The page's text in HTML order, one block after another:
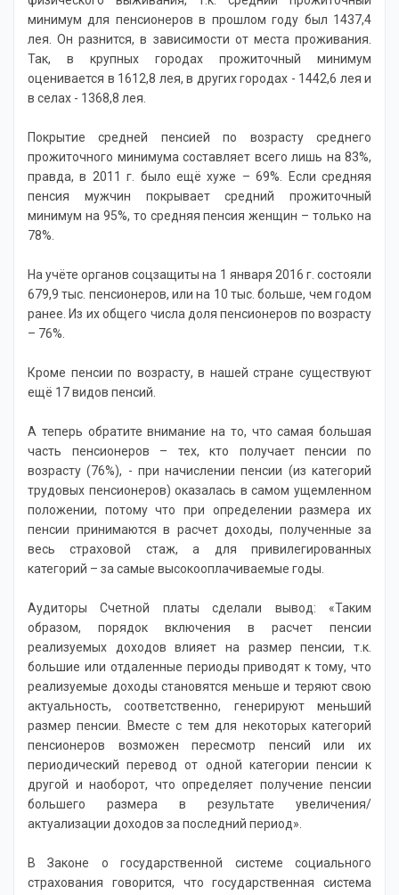
минимум для пенсионеров в прошлом году был 1437,4
лея. Он разнится, в зависимости от места проживания.
Так, в крупных городах прожиточный минимум
оценивается в 1612,8 лея, в других городах - 1442,6 лея и
в селах - 1368,8 лея.
Покрытие средней пенсией по возрасту среднего
прожиточного минимума составляет всего лишь на 83%,
правда, в 2011 г. было ещё хуже – 69%. Если средняя
пенсия мужчин покрывает средний прожиточный
минимум на 95%, то средняя пенсия женщин – только на
78%.
На учёте органов соцзащиты на 1 января 2016 г. состояли
679,9 тыс. пенсионеров, или на 10 тыс. больше, чем годом
ранее. Из их общего числа доля пенсионеров по возрасту
– 76%.
Кроме пенсии по возрасту, в нашей стране существуют
ещё 17 видов пенсий.
А теперь обратите внимание на то, что самая большая
часть пенсионеров – тех, кто получает пенсии по
возрасту (76%), - при начислении пенсии (из категорий
трудовых пенсионеров) оказалась в самом ущемленном
положении, потому что при определении размера их
пенсии принимаются в расчет доходы, полученные за
весь страховой стаж, а для привилегированных
категорий – за самые высокооплачиваемые годы.
Аудиторы Счетной платы сделали вывод: «Таким
образом, порядок включения в расчет пенсии
реализуемых доходов влияет на размер пенсии, т.к.
большие или отдаленные периоды приводят к тому, что
реализуемые доходы становятся меньше и теряют свою
актуальность, соответственно, генерируют меньший
размер пенсии. Вместе с тем для некоторых категорий
пенсионеров возможен пересмотр пенсий или их
периодический перевод от одной категории пенсии к
другой и наоборот, что определяет получение пенсии
большего размера в результате увеличения/
актуализации доходов за последний период».
В Законе о государственной системе социального
страхования говорится, что государственная система